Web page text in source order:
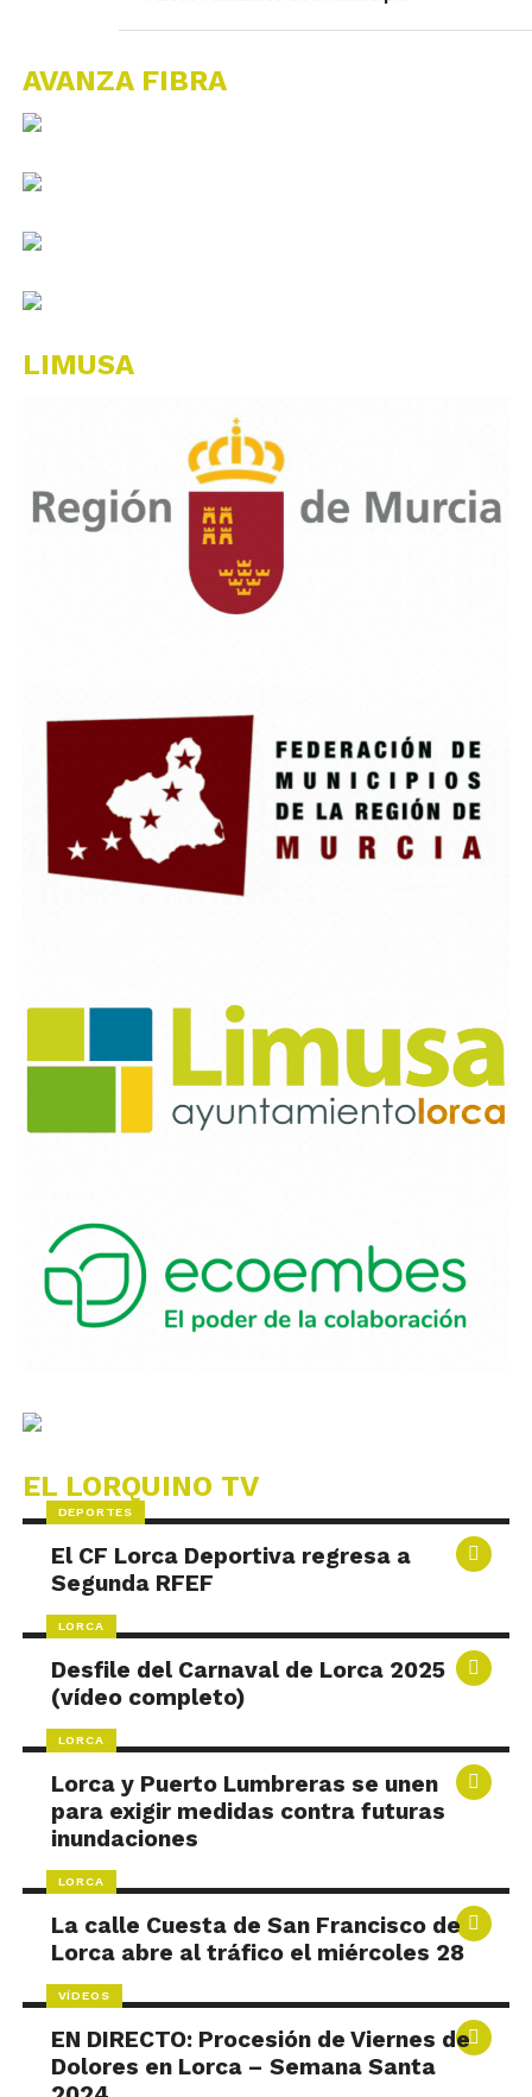
AVANZA FIBRA
LIMUSA
EL LORQUINO TV
DEPORTES
El CF Lorca Deportiva regresa a
Segunda RFEF
LORCA
Desfile del Carnaval de Lorca 2025
(vídeo completo)
LORCA
Lorca y Puerto Lumbreras se unen
para exigir medidas contra futuras
inundaciones
LORCA
La calle Cuesta de San Francisco de
Lorca abre al tráfico el miércoles 28
VÍDEOS
EN DIRECTO: Procesión de Viernes de
Dolores en Lorca – Semana Santa